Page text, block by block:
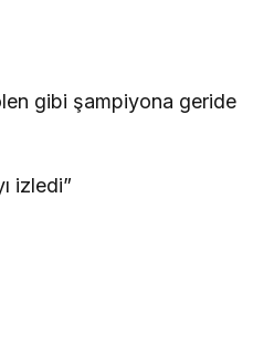
gibi şampiyona geride
izledi”